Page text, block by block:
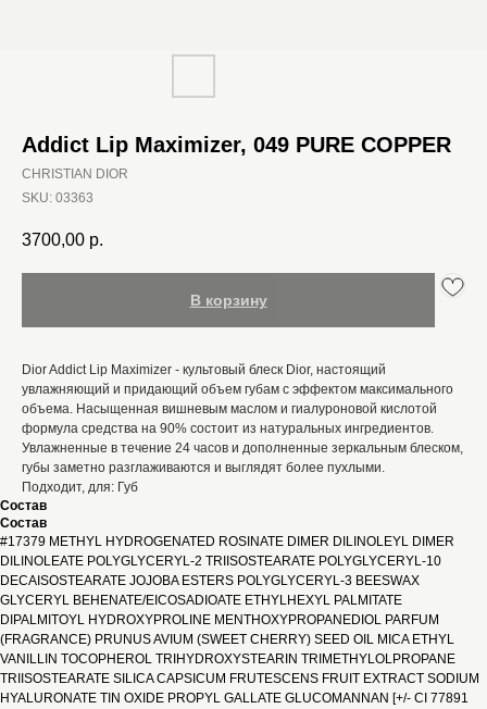
Addict Lip Maximizer, 049 PURE COPPER
CHRISTIAN DIOR
SKU: 03363
3700,00 р.
В корзину
Dior Addict Lip Maximizer - культовый блеск Dior, настоящий
увлажняющий и придающий объем губам с эффектом максимального
объема. Насыщенная вишневым маслом и гиалуроновой кислотой
формула средства на 90% состоит из натуральных ингредиентов.
Увлажненные в течение 24 часов и дополненные зеркальным блеском,
губы заметно разглаживаются и выглядят более пухлыми.
Подходит, для: Губ
Состав
Состав
#17379 METHYL HYDROGENATED ROSINATE DIMER DILINOLEYL DIMER
DILINOLEATE POLYGLYCERYL-2 TRIISOSTEARATE POLYGLYCERYL-10
DECAISOSTEARATE JOJOBA ESTERS POLYGLYCERYL-3 BEESWAX
GLYCERYL BEHENATE/EICOSADIOATE ETHYLHEXYL PALMITATE
DIPALMITOYL HYDROXYPROLINE MENTHOXYPROPANEDIOL PARFUM
(FRAGRANCE) PRUNUS AVIUM (SWEET CHERRY) SEED OIL MICA ETHYL
VANILLIN TOCOPHEROL TRIHYDROXYSTEARIN TRIMETHYLOLPROPANE
TRIISOSTEARATE SILICA CAPSICUM FRUTESCENS FRUIT EXTRACT SODIUM
HYALURONATE TIN OXIDE PROPYL GALLATE GLUCOMANNAN [+/- CI 77891